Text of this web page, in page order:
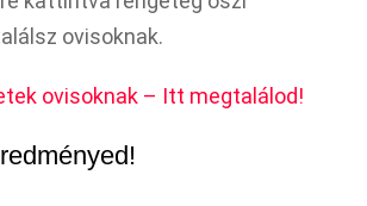
ovisoknak.
ovisoknak – Itt megtalálod!